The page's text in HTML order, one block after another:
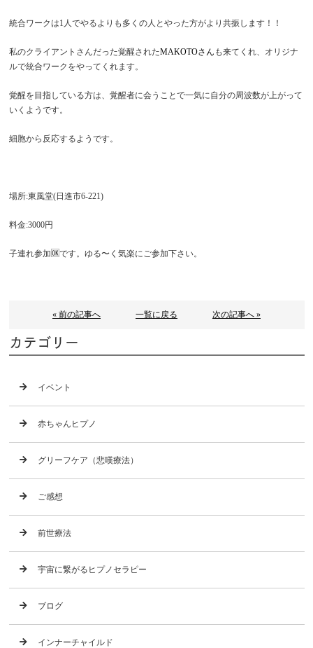
統合ワークは1人でやるよりも多くの人とやった方がより共振します！！
私のクライアントさんだった覚醒されたMAKOTOさん も来てくれ、オリジナ
ルで統合ワークをやってくれます。
覚醒を目指している方は、覚醒者に会うことで一気に自分の周波数が上がって
いくようです。
細胞から反応するようです。
場所:東風堂(日進市6-221)
料金:3000円
子連れ参加🆗です。ゆる〜く気楽にご参加下さい。
« 前の記事へ 一覧に戻る 次の記事へ »
カテゴリー
イベント
赤ちゃんヒプノ
グリーフケア（悲嘆療法）
ご感想
前世療法
宇宙に繋がるヒプノセラピー
ブログ
インナーチャイルド